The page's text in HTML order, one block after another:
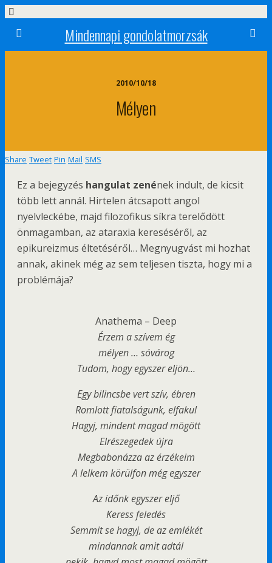
Mindennapi gondolatmorzsák
2010/10/18
Mélyen
Share Tweet Pin Mail SMS
Ez a bejegyzés hangulat zenének indult, de kicsit
több lett annál. Hirtelen átcsapott angol
nyelvleckébe, majd filozofikus síkra terelődött
önmagamban, az ataraxia kereséséről, az
epikureizmus éltetéséről… Megnyugvást mi hozhat
annak, akinek még az sem teljesen tiszta, hogy mi a
problémája?
Anathema – Deep
Érzem a szívem ég
mélyen … sóvárog
Tudom, hogy egyszer eljön…
Egy bilincsbe vert szív, ébren
Romlott fiatalságunk, elfakul
Hagyj, mindent magad mögött
Elrészegedek újra
Megbabonázza az érzékeim
A lelkem körülfon még egyszer
Az időnk egyszer eljő
Keress feledés
Semmit se hagyj, de az emlékét
mindannak amit adtál